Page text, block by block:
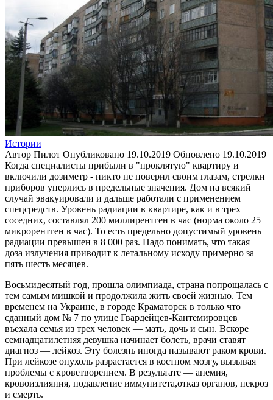
Истории
Автор Пилот Опубликовано 19.10.2019 Обновлено 19.10.2019
Когда специалисты прибыли в "проклятую" квартиру и
включили дозиметр - никто не поверил своим глазам, стрелки
приборов уперлись в предельные значения. Дом на всякий
случай эвакуировали и дальше работали с применением
спецсредств. Уровень радиации в квартире, как и в трех
соседних, составлял 200 миллирентген в час (норма около 25
микрорентген в час). То есть предельно допустимый уровень
радиации превышен в 8 000 раз. Надо понимать, что такая
доза излучения приводит к летальному исходу примерно за
пять шесть месяцев.
Восьмидесятый год, прошла олимпиада, страна попрощалась с
тем самым мишкой и продолжила жить своей жизнью. Тем
временем на Украине, в городе Краматорск в только что
сданный дом № 7 по улице Гвардейцев-Кантемировцев
въехала семья из трех человек — мать, дочь и сын. Вскоре
семнадцатилетняя девушка начинает болеть, врачи ставят
диагноз — лейкоз. Эту болезнь иногда называют раком крови.
При лейкозе опухоль разрастается в костном мозгу, вызывая
проблемы с кроветворением. В результате — анемия,
кровоизлияния, подавление иммунитета,отказ органов, некроз
и смерть.